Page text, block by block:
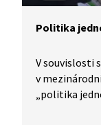
Politika
V souvislosti
v
„politika